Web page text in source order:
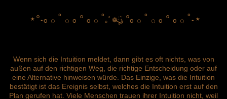
⋆°˖ₒ 𓂂 ˚ 𓂂 ₒ ° ₒ 𓂂 ˚｡ﾟ❁ུ۪ °ₒ 𓂂 ˚ 𓂂 ₒ ° ₒ 𓂂 ˚˖⋆
Wenn sich die Intuition meldet, dann gibt es oft nichts, was von
außen auf den richtigen Weg, die richtige Entscheidung oder auf
eine Alternative hinweisen würde. Das Einzige, was die Intuition
bestätigt ist das Ereignis selbst, welches die Intuition erst auf den
Plan gerufen hat. Viele Menschen trauen ihrer Intuition nicht, weil